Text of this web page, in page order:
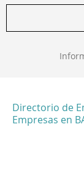
Directorio de
Empresas en